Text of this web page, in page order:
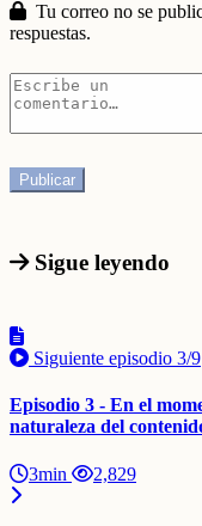
Tu correo no se
respuestas.
Sigue leyendo
Siguiente episodio 3/9
Episodio 3 - En el
naturaleza del
3min 2,829